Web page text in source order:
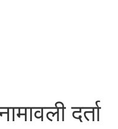
दर्ता